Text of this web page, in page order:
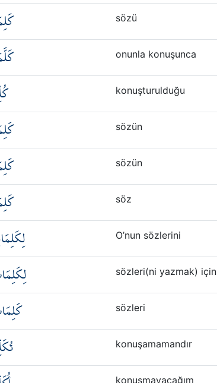
sözü
onunla konuşunca
konuşturulduğu
sözün
sözün
söz
O’nun sözlerini
sözleri(ni yazmak) için
sözleri
konuşamamandır
konuşmayacağım